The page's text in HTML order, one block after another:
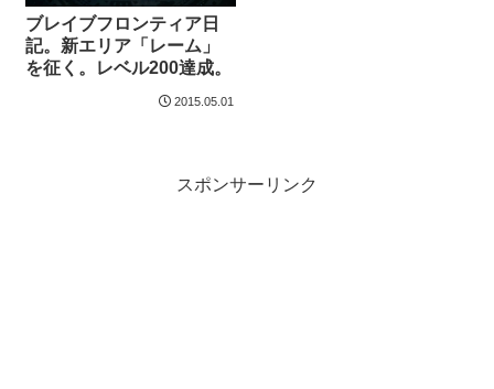
ブレイブフロンティア日
記。新エリア「レーム」
を征く。レベル200達成。
2015.05.01
スポンサーリンク